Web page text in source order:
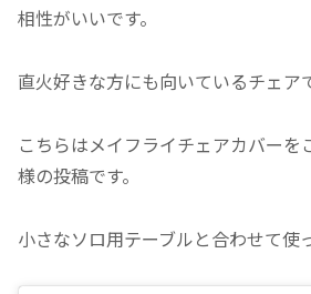
相性がいいです。
直火好きな方にも向いているチェア
こちらはメイフライチェアカバーを
様の投稿です。
小さなソロ用テーブルと合わせて使